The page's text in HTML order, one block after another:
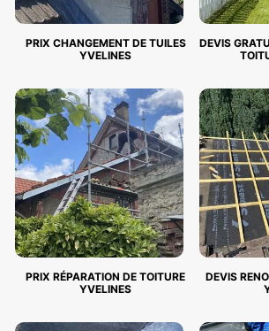
PRIX CHANGEMENT DE TUILES
YVELINES
DEVIS
PRIX RÉPARATION DE TOITURE
YVELINES
DEVIS